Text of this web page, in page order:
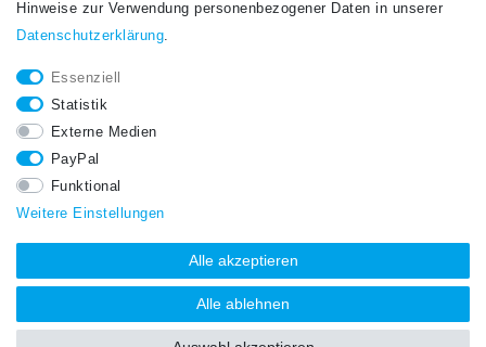
STAY CONNECTED.
Hinweise zur Verwendung personenbezogener Daten in unserer
Daten­schutz­erklärung.
Essenziell
Statistik
Externe Medien
PayPal
Funktional
Weitere Einstellungen
Alle akzeptieren
Alle ablehnen